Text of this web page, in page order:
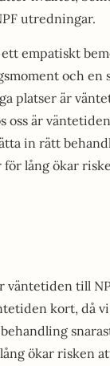
utredningar.
empatiskt
och en
platser är
oss är
in rätt
lång ökar
väntetiden till
kort, då
ökar risken